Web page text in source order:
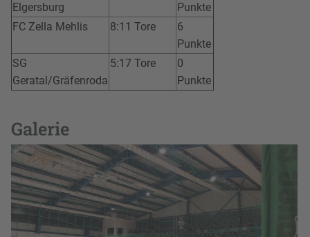
Elgersburg
Punkte
FC Zella Mehlis
8:11 Tore
6
Punkte
SG
Geratal/Gräfenroda
5:17 Tore
0
Punkte
Galerie